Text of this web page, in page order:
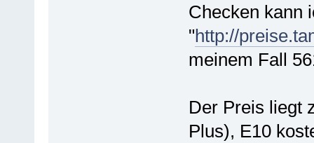
Checken kann
"http://
meinem Fall
Der Preis liegt
Plus), E10